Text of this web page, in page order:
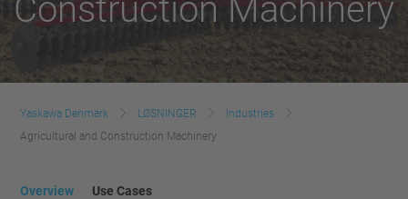
Construction Machinery
Yaskawa Denmark LØSNINGER
Industries
Agricultural and Construction Machinery
Overview Use Cases